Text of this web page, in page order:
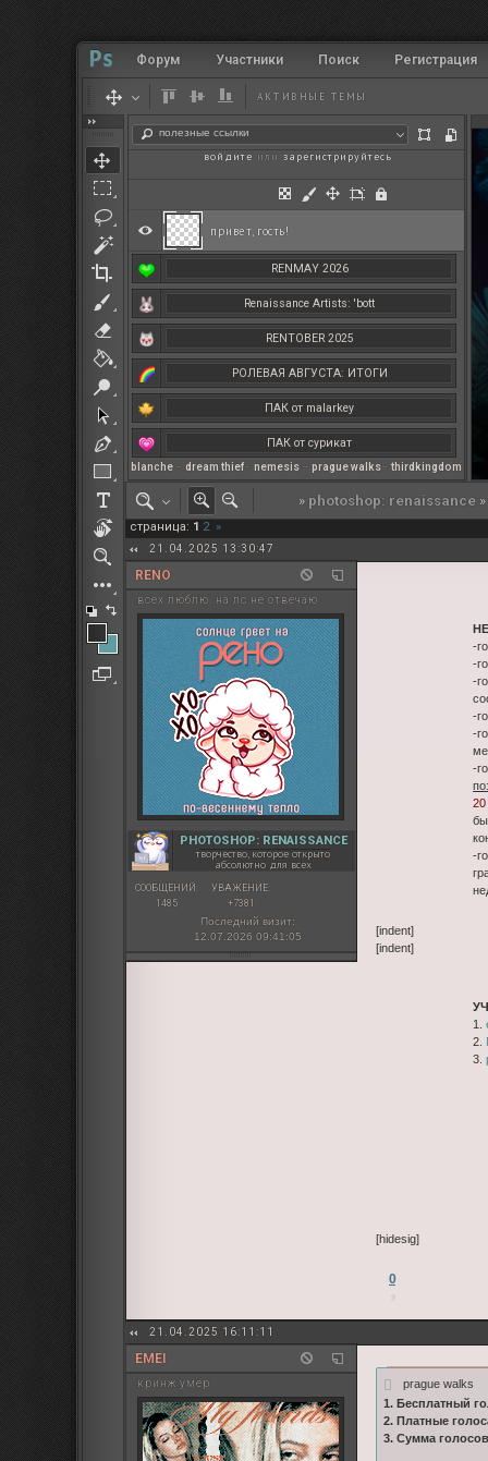
RENMAY 2026
Renaissance Artists: 'bott
RENTOBER 2025
РОЛЕВАЯ АВГУСТА: ИТОГИ
ПАК от malarkey
ПАК от сурикат
РЕНМАЙ
РОЛЕВАЯ МАРТА: ИТОГИ
полезные ссылки
blanche – dream thief– nemesis – prague walks– thirdkingdom
Форум Участники Поиск Регистрация
АКТИВНЫЕ ТЕМЫ
привет, гость!
войдите или зарегистрируйтесь
» photoshop: renaissance »
страница: 1 2 »
21.04.2025 13:30:47
RENO
всех люблю. на лс не отвечаю
PHOTOSHOP: RENAISSANCE
творчество, которое открыто
абсолютно для всех
СООБЩЕНИЙ:
1485
УВАЖЕНИЕ:
+7381
Последний визит:
12.07.2026 09:41:05
-
-
-
-
-
-
-
[indent]
[indent]
1.
2.
3.
[hidesig]
0
21.04.2025 16:11:11
EMEI
кринж умер
prague walks
1. Бесплатный
2. Платные
3. Сумма